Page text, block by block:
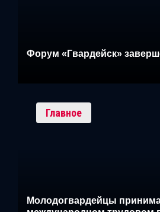
Форум «Гвардейск»
Главное
Молодогвардейцы